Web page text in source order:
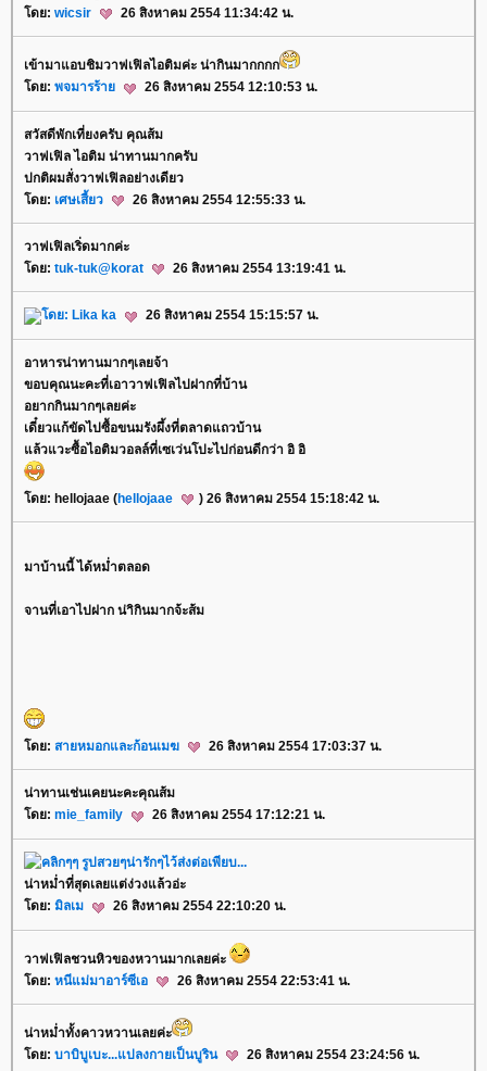
ดย: wicsir 26 สิงหาคม 2554 11:34:42 น.
เข้ามาแอบชิมวาฟเฟิลไอติมค่ะ น่ากินมากกกก
ดย: พจมารร้า 26 สิงหาคม 2554 12:10:53 น.
สวัสดีพักเที่ยงครับ คุณส้ม
วาฟเฟิล ไอติม น่าทานมากครับ
ปกติผมสั่งวาฟเฟิลอย่างเดียว
ดย: เศษเสี้ยว 26 สิงหาคม 2554 12:55:33 น.
วาฟเฟิลเริ่ดมากค่ะ
ดย: tuk-tuk@korat 26 สิงหาคม 2554 13:19:41 น.
ดย: Lika ka 26 สิงหาคม 2554 15:15:57 น.
อาหารน่าทานมากๆเลยจ้า
ขอบคุณนะคะที่เอาวาฟเฟิลไปฝากที่บ้าน
อยากกินมากๆเลยค่ะ
เดี๋ยวแก้ขัดไปซื้อขนมรังผึ้งที่ตลาดแถวบ้าน
ล้วแวะซื้อไอติมวอลล์ที่เซเว่นโปะไปก่อนดีกว่า อิ อิ
ดย: hellojaae (hellojaae ) 26 สิงหาคม 2554 15:18:42 น.
มาบ้านนี้ ได้หม่ำตลอด
จานที่เอาไปฝาก น่าิกินมากจ้ะส้ม
ดย: สายหมอกและก้อนเมฆ 26 สิงหาคม 2554 17:03:37 น.
น่าทานเช่นเคยนะคะคุณส้ม
ดย: mie_family 26 สิงหาคม 2554 17:12:21 น.
น่าหม่ำที่สุดเลยแต่ง่วงแล้วอ่ะ
ดย: มิลเม 26 สิงหาคม 2554 22:10:20 น.
วาฟเฟิลชวนหิวของหวานมากเลยค่ะ
ดย: หนีแม่มาอาร์ซีเอ 26 สิงหาคม 2554 22:53:41 น.
น่าหม่ำทั้งคาวหวานเลยค่ะ
ดย: บาบิบูเบะ...แปลงกายเป็นบูริน 26 สิงหาคม 2554 23:24:56 น.